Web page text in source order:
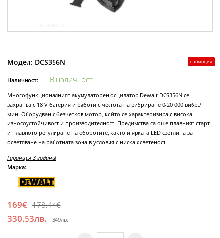
промоция
Модел: DCS356N
Наличност: В наличност
Многофункционалният акумулаторен осцилатор Dewalt DCS356N се
захранва с 18 V батерия и работи с честота на вибриране 0-20 000 вибр./
мин. Оборудван с безчетков мотор, който се характеризира с висока
износоустойчивост и производителност. Предимства са още плавният старт
и плавното регулиране на оборотите, както и ярката LED светлина за
осветяване на работната зона в условия с ниска осветеност.
Гаранция 3 години!
Марка:
169€ 178.44€
330.53лв. 349лв.